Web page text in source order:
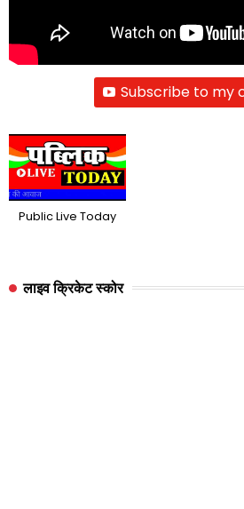
Subscribe to my
Public Live Today
लाइव क्रिकेट स्कोर